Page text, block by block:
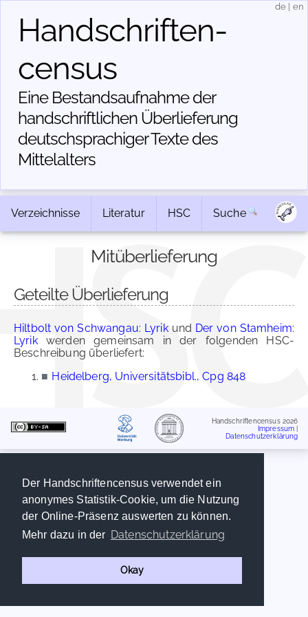
Der Handschriftencensus verwendet ein
anonymes Statistik-Cookie, um die Nutzung
der Online-Präsenz auswerten zu können.
Mehr dazu in der Datenschutzerklärung
Okay
Handschriften­
census
Eine Bestandsaufnahme der
handschriftlichen Über­lieferung
deutschsprachiger Texte des
Mittelalters
de en
Verzeichnisse Literatur HSC Suche
Mitüberlieferung
Geteilte Überlieferung
Hiltbolt von Schwangau: Lyrikund Der von Stamheim:
Lyrikwerden gemeinsam in der folgenden HSC-
Beschreibung überliefert:
■ Heidelberg, Universitätsbibl., Cpg 848
Handschriftencensus 2026
Impressum
Datenschutzerklärung